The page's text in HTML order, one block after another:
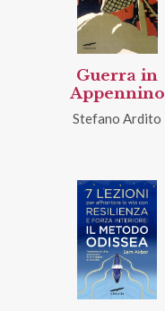
Guerra in
Appennino
Stefano Ardito